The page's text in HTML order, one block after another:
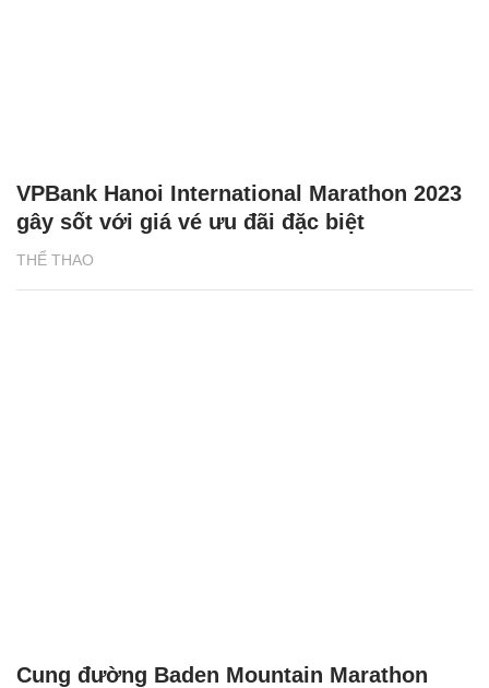
THỂ THAO
VPBank Hanoi International Marathon 2023
gây sốt với giá vé ưu đãi đặc biệt
Cung đường Baden Mountain Marathon